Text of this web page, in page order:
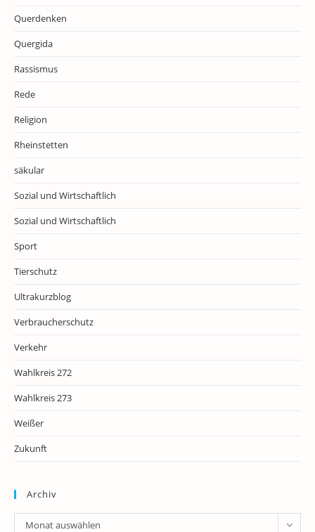
Querdenken
Quergida
Rassismus
Rede
Religion
Rheinstetten
säkular
Sozial und Wirtschaftlich
Sozial und Wirtschaftlich
Sport
Tierschutz
Ultrakurzblog
Verbraucherschutz
Verkehr
Wahlkreis 272
Wahlkreis 273
Weißer
Zukunft
Archiv
Archiv
Monat auswählen